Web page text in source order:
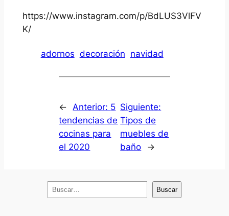
https://www.instagram.com/p/BdLUS3VlFV
K/
adornos decoración navidad
← Anterior: 5
tendencias de
cocinas para
el 2020
Siguiente:
Tipos de
muebles de
baño
→
u
Buscar